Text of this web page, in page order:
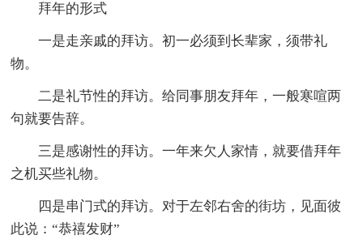
拜年的形式
一是走亲戚的拜访。初一必须到长辈家，须带礼
物。
二是礼节性的拜访。给同事朋友拜年，一般寒喧两
句就要告辞。
三是感谢性的拜访。一年来欠人家情，就要借拜年
之机买些礼物。
四是串门式的拜访。对于左邻右舍的街坊，见面彼
此说：“恭禧发财”